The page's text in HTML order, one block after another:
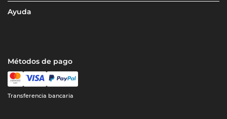
Ayuda
Métodos de pago
Transferencia bancaria